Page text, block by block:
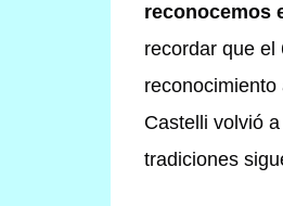
reconocemos
recordar que
Castelli volvió
tradiciones